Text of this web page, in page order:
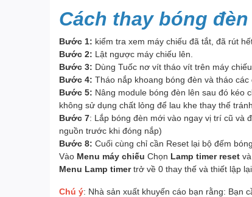
Cách thay bóng
Bước 1: kiểm tra xem máy chiếu đã tắt, đã rút
Bước 2: Lật ngược máy chiếu lên.
Bước 3: Dùng Tuốc nơ vít tháo vít trên máy
Bước 4: Tháo nắp khoang bóng đèn và tháo
Bước 5: Nâng module bóng đèn lên sau đó kéo
không sử dụng chất lỏng để lau khe thay thế
Bước 7: Lắp bóng đèn mới vào ngay vị trí cũ và
nguồn trước khi đóng nắp)
Bước 8: Cuối cùng chỉ cần Reset lại bộ đếm
Vào Menu máy chiếu Chọn Lamp timer reset
Menu Lamp timertrở về 0 thay thế và thiết lập
Chú ý: Nhà sản xuất khuyến cáo bạn rằng: Bạn